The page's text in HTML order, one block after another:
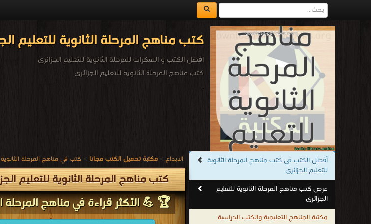
كتب مناهج المرحلة الثانوية للتعليم
افضل الكتب و المئكرات للمرحلة الثانوية للتعليم الجزائرى
كتب مناهج المرحلة الثانوية للتعليم الجزائرى
.
أفضل الكتب في كتب مناهج المرحلة الثانوية
للتعليم الجزائرى
عرض كتب مناهج المرحلة الثانوية للتعليم
الجزائرى
مكتبة المناهج التعليمية والكتب الدراسية
الابداع > مكتبة تحميل الكتب مجانا > كتب في مناهج المرحلة الثانوية
كتب مناهج المرحلة الثانوية للتعليم
🏆 💪 الأكثر قراءة في مناهج المرحلة